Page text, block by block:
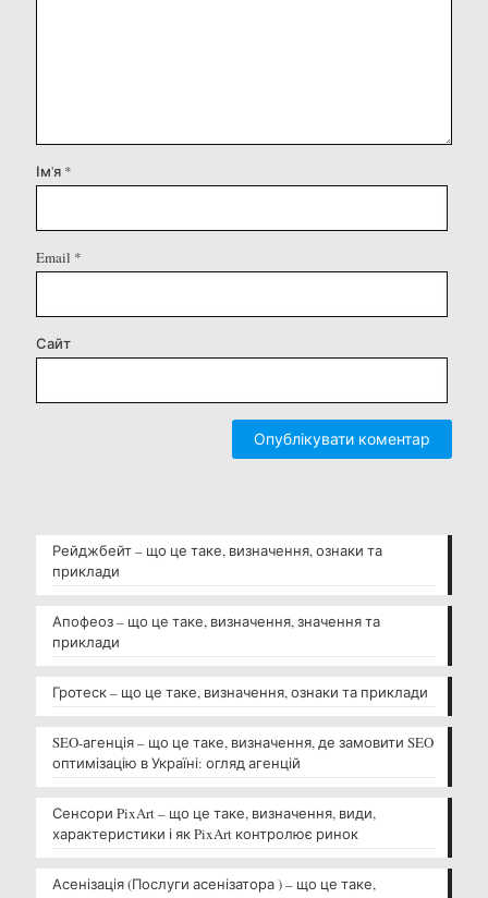
Ім'я *
Email *
Сайт
Рейджбейт – що це таке, визначення, ознаки та
приклади
Апофеоз – що це таке, визначення, значення та
приклади
Гротеск – що це таке, визначення, ознаки та приклади
SEO-агенція – що це таке, визначення, де замовити SEO
оптимізацію в Україні: огляд агенцій
Сенсори PixArt – що це таке, визначення, види,
характеристики і як PixArt контролює ринок
Асенізація (Послуги асенізатора ) – що це таке,